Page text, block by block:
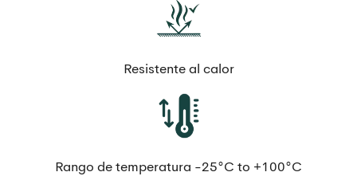
Resistente al calor
Rango de temperatura -25°C to +100°C